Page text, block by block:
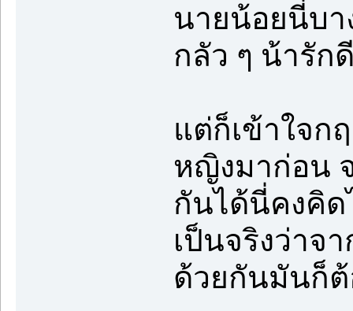
นายน้อยนี่บา
กลัว ๆ น้ารัก
แต่ก็เข้าใจก
หญิงมาก่อน
กันได้นี่คงคิด
เป็นจริงว่าจ
ด้วยกันมันก็ต้